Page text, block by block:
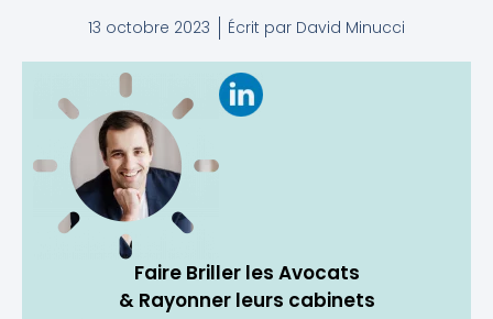
13 octobre 2023 Écrit par David Minucci
Faire Briller les Avocats
& Rayonner leurs cabinets